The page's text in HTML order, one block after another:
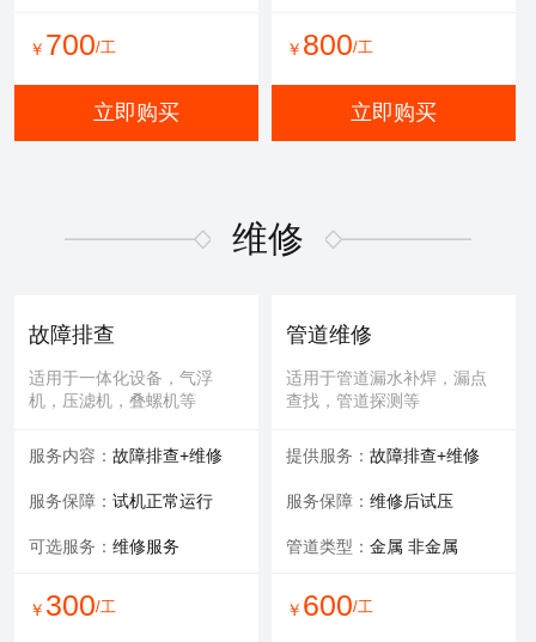
￥ 700/工
立即购买
￥ 800/工
立即购买
维修
故障排查
适用于一体化设备，气浮
机，压滤机，叠螺机等
服务内容： 故障排查+维修
服务保障： 试机正常运行
可选服务： 维修服务
￥ 300/工
管道维修
适用于管道漏水补焊，漏点
查找，管道探测等
提供服务： 故障排查+维修
服务保障： 维修后试压
管道类型： 金属 非金属
￥ 600/工